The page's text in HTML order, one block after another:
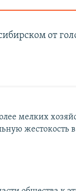
от
мелких
жестокость в